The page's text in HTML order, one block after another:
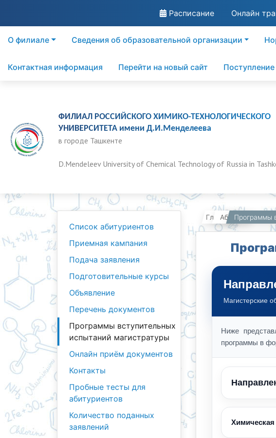
Расписание Онлайн
О филиале Сведения об образовательной организации
Контактная информация Перейти на новый сайт Поступление
ФИЛИАЛ РОССИЙСКОГО ХИМИКО-ТЕХНОЛОГИЧЕСКОГО
УНИВЕРСИТЕТА имени Д.И.Менделеева
в городе Ташкенте
D.Mendeleev University of Chemical Technology of Russia in
Список абитуриентов
Приемная кампания
Подача заявления
Подготовительные курсы
Объявление
Перечень документов
Программы вступительных
испытаний магистратуры
Онлайн приём документов
Контакты
Пробные тесты для
абитуриентов
Количество поданных
заявлений
Главная Абитуриенты
Магистерские
Ниже
программы в
Химическая